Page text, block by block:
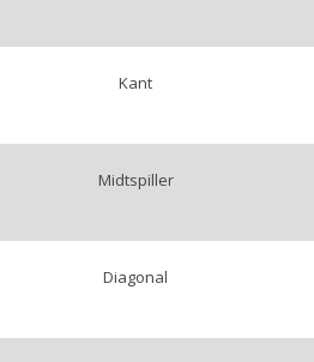
Kant
Midtspiller
Diagonal